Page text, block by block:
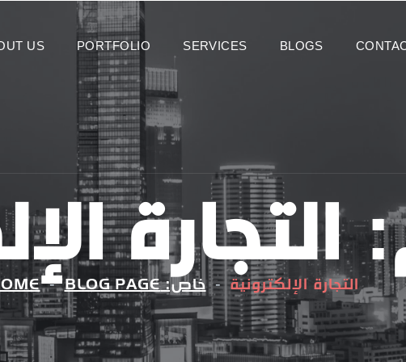
US PORTFOLIO SERVICES BLOGS
التجارة
خاص: BLOG PAGE التجارة الإلكترونية